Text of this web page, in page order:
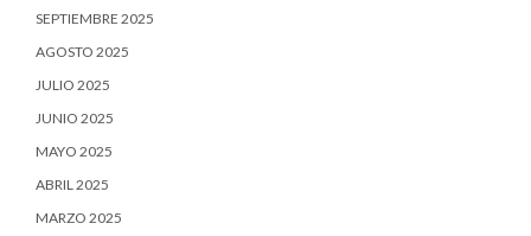
SEPTIEMBRE 2025
AGOSTO 2025
JULIO 2025
JUNIO 2025
MAYO 2025
ABRIL 2025
MARZO 2025